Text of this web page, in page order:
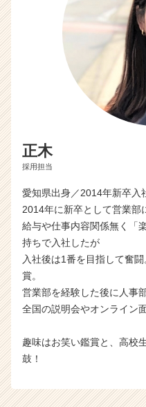
正木
採用担当
愛知県出身／2014年新卒入
2014年に新卒として営業部
給与や仕事内容関係無く「
持ちで入社したが
入社後は1番を目指して奮
賞。
営業部を経験した後に人事
全国の説明会やオンライン
趣味はお笑い鑑賞と、高校
鼓！